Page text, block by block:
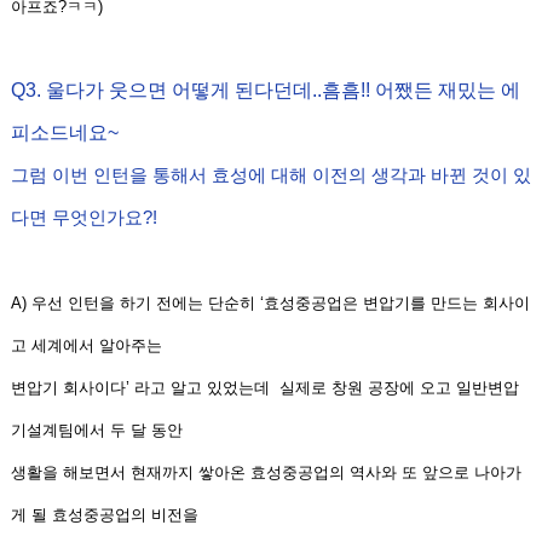
아프죠?ㅋㅋ)
Q3. 울다가 웃으면 어떻게 된다던데..흠흠!! 어쨌든 재밌는 에
피소드네요~
그럼 이번 인턴을 통해서 효성에 대해 이전의 생각과 바뀐 것이 있
다면 무엇인가요?!
A) 우선 인턴을 하기 전에는 단순히 ‘효성중공업은 변압기를 만드는 회사이
고 세계에서 알아주는
변압기 회사이다’ 라고 알고 있었는데 실제로 창원 공장에 오고 일반변압
기설계팀에서 두 달 동안
생활을 해보면서 현재까지 쌓아온 효성중공업의 역사와 또 앞으로 나아가
게 될 효성중공업의 비전을